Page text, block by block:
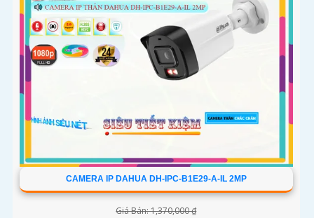
CAMERA IP DAHUA DH-IPC-B1E29-A-IL 2MP
Giá Bán: 1,370,000 ₫